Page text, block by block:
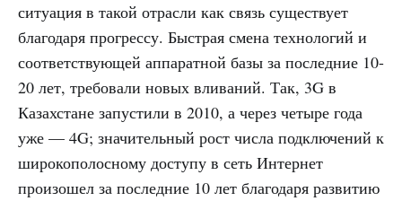
ситуация в такой отрасли как связь существует
благодаря прогрессу. Быстрая смена технологий и
соответствующей аппаратной базы за последние 10-
20 лет, требовали новых вливаний. Так, 3G в
Казахстане запустили в 2010, а через четыре года
уже — 4G; значительный рост числа подключений к
широкополосному доступу в сеть Интернет
произошел за последние 10 лет благодаря развитию